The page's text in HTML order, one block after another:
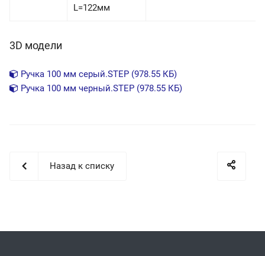
L=122мм
3D модели
Ручка 100 мм серый.STEP (978.55 КБ)
Ручка 100 мм черный.STEP (978.55 КБ)
Назад к списку